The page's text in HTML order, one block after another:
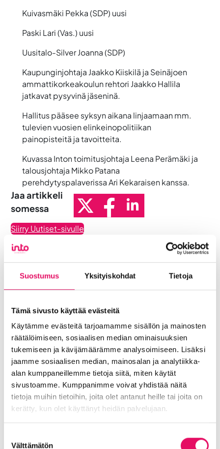
Suostumus Yksityiskohdat Tietoja
Tämä sivusto käyttää evästeitä
Käytämme evästeitä tarjoamamme sisällön ja mainosten
räätälöimiseen, sosiaalisen median ominaisuuksien
tukemiseen ja kävijämäärämme analysoimiseen. Lisäksi
jaamme sosiaalisen median, mainosalan ja analytiikka-
alan kumppaneillemme tietoja siitä, miten käytät
sivustoamme. Kumppanimme voivat yhdistää näitä
tietoja muihin tietoihin, joita olet antanut heille tai joita on
kerätty, kun olet käyttänyt heidän palvelujaan.
valinta
Välttämätön
Kuivasmäki Pekka (SDP) uusi
Paski Lari (Vas.) uusi
Uusitalo-Silver Joanna (SDP)
Kaupunginjohtaja Jaakko Kiiskilä ja Seinäjoen
ammattikorkeakoulun rehtori Jaakko Hallila
jatkavat pysyvinä jäseninä.
Hallitus pääsee syksyn aikana linjaamaan mm.
tulevien vuosien elinkeinopolitiikan
painopisteitä ja tavoitteita.
Kuvassa Inton toimitusjohtaja Leena Perämäki ja
talousjohtaja Mikko Patana
perehdytyspalaverissa Ari Kekaraisen kanssa.
Jaa artikkeli
somessa
Siirry Uutiset-sivulle
Uutiskategoriat
Into työpaikkana
Kansainvälistyminen
Liikeidea ja yrityksen perustaminen
Tallenteet
Tapahtumat
Töihin Seinäjoelle
Toimitilat ja tontit
Uutiset
Vastuullisuus
Yrittäjätarinat
Yrityskaupat
Yritysneuvonta
Yritysrahoitus
Yritysuutiset
Uusimmat uutiset
Liiketoiminta lentoon -
valmennuksessa hyödyt ryhmän